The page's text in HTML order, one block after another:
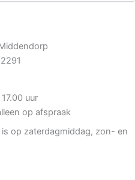
uur
op afspraak
op zaterdagmiddag, zon- en